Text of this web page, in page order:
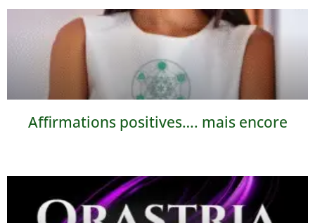
Affirmations positives…. mais encore